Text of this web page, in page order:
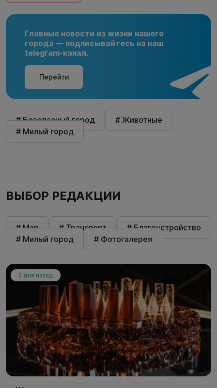
Главные новости из жизни нашего
города — подписывайтесь на наш
telegram-канал.
Перейти
# Безопасный город
# Животные
# Милый город
ВЫБОР РЕДАКЦИИ
# Мэр # Транспорт
# Благоустройство
# Милый город
# Фотогалерея
3 дня назад